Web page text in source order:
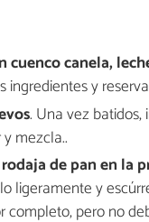
cuenco canela,
ingredientes y
. Una vez
mezcla..
de pan en la
ligeramente y
completo, pero no